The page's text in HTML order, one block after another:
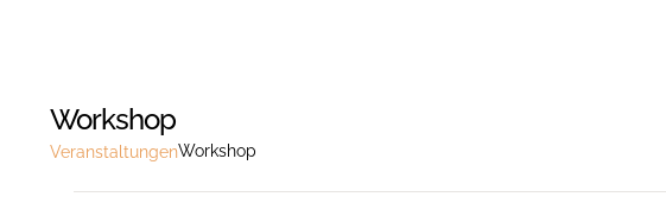
Workshop
VeranstaltungenWorkshop